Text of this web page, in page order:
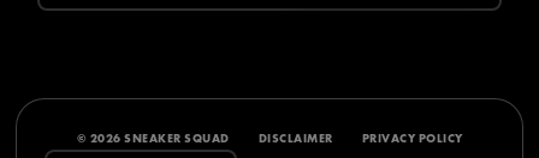
© 2026 SNEAKER SQUAD DISCLAIMER PRIVACY POLICY